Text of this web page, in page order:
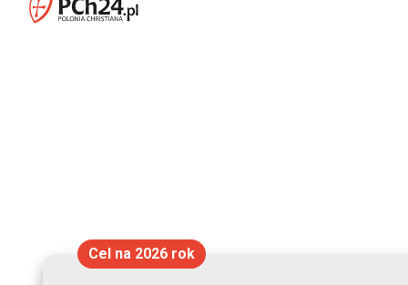
Cel na 2026 rok